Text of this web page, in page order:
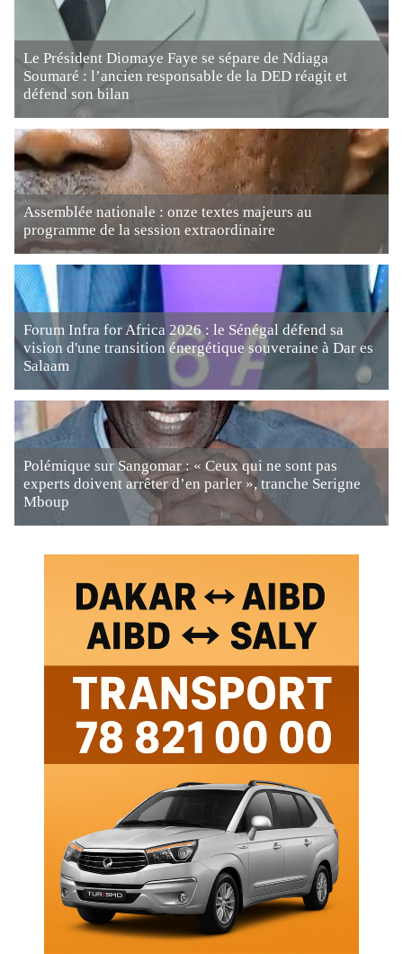
Le Président Diomaye Faye se sépare de Ndiaga
Soumaré : l’ancien responsable de la DED réagit et
défend son bilan
Assemblée nationale : onze textes majeurs au
programme de la session extraordinaire
Forum Infra for Africa 2026 : le Sénégal défend sa
vision d'une transition énergétique souveraine à Dar es
Salaam
Polémique sur Sangomar : « Ceux qui ne sont pas
experts doivent arrêter d’en parler », tranche Serigne
Mboup